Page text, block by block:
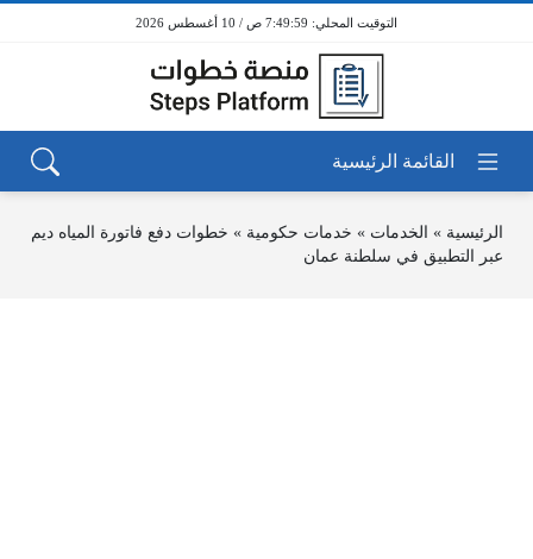
7:50:00 ص / 10 أغسطس 2026
الرئيسية » الخدمات » خدمات حكومية » خطوات دفع فاتورة المياه ديم
عبر التطبيق في سلطنة عمان